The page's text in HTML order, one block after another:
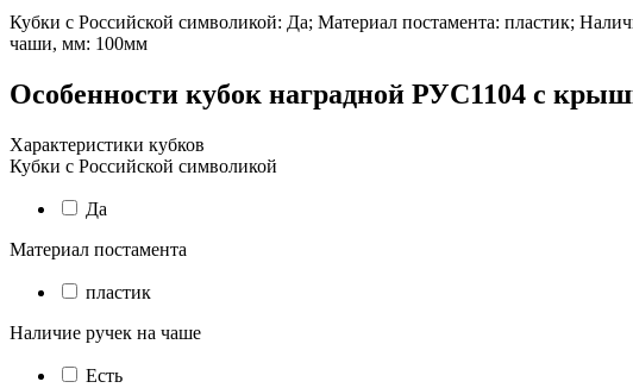
Кубки с Российской символикой: Да; Материал постамента: пластик;
чаши, мм: 100мм
Особенности кубок наградной РУС1104 с
Характеристики кубков
Кубки с Российской символикой
Да
Материал постамента
пластик
Наличие ручек на чаше
Есть